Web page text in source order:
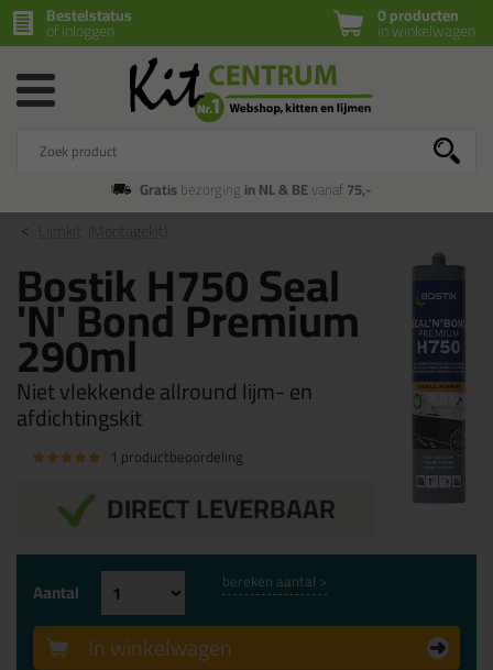
0 producten
in winkelwagen
Bestelstatus
of inloggen
Gratisbezorging in NL & BEvanaf75,-
Bostik H750 Seal
'N' Bond Premium
290ml
Niet vlekkende allround lijm- en
afdichtingskit
1 productbeoordeling
DIRECT LEVERBAAR
Aantal bereken aantal >
In winkelwagen